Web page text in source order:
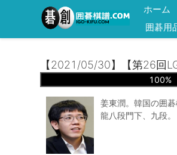
ホーム
囲碁用
【2021/05/30】【第26回
100%
姜東潤。韓国の囲
龍八段門下、九段。